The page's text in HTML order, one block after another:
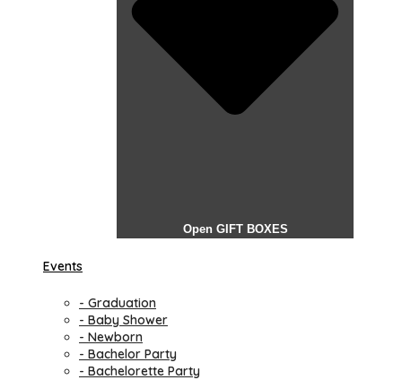
Open GIFT BOXES
Events
- Graduation
- Baby Shower
- Newborn
- Bachelor Party
- Bachelorette Party